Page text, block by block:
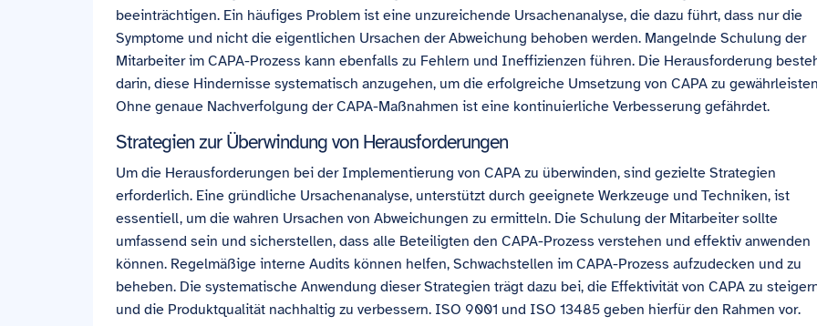
beeinträchtigen. Ein häufiges Problem ist eine unzureichende Ursachenanalyse, die dazu führt, dass nur die
Symptome und nicht die eigentlichen Ursachen der Abweichung behoben werden. Mangelnde Schulung der
Mitarbeiter im CAPA-Prozess kann ebenfalls zu Fehlern und Ineffizienzen führen. Die Herausforderung
darin, diese Hindernisse systematisch anzugehen, um die erfolgreiche Umsetzung von CAPA zu
Ohne genaue Nachverfolgung der CAPA-Maßnahmen ist eine kontinuierliche Verbesserung gefährdet.
Strategien zur Überwindung von Herausforderungen
Um die Herausforderungen bei der Implementierung von CAPA zu überwinden, sind gezielte Strategien
erforderlich. Eine gründliche Ursachenanalyse, unterstützt durch geeignete Werkzeuge und Techniken, ist
essentiell, um die wahren Ursachen von Abweichungen zu ermitteln. Die Schulung der Mitarbeiter sollte
umfassend sein und sicherstellen, dass alle Beteiligten den CAPA-Prozess verstehen und effektiv anwenden
können. Regelmäßige interne Audits können helfen, Schwachstellen im CAPA-Prozess aufzudecken und zu
beheben. Die systematische Anwendung dieser Strategien trägt dazu bei, die Effektivität von CAPA zu
und die Produktqualität nachhaltig zu verbessern. ISO 9001 und ISO 13485 geben hierfür den Rahmen vor.